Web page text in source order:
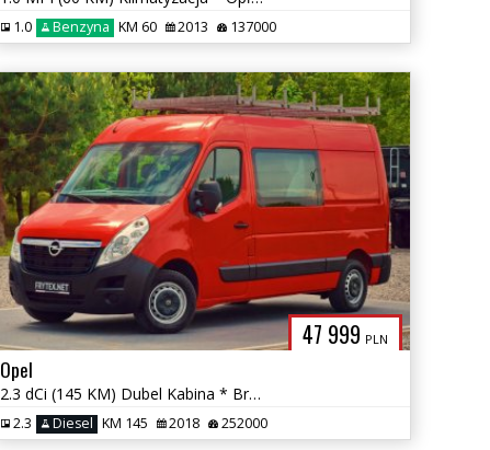
1.0 Benzyna KM 60 2013 137000
47 999 PLN
Opel
2.3 dCi (145 KM) Dubel Kabina * Brygadówka * 7 os. * Klimatyzacja *
2.3 Diesel KM 145 2018 252000